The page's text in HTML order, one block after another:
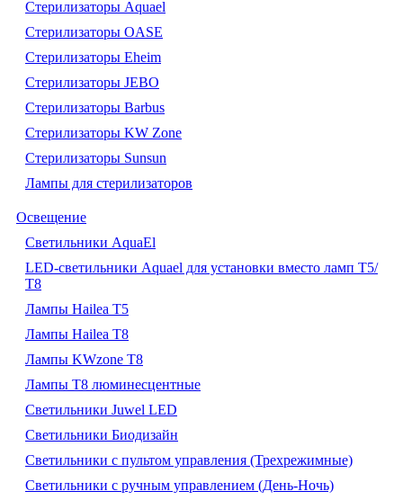
Стерилизаторы Aquael
Стерилизаторы OASE
Стерилизаторы Eheim
Стерилизаторы JEBO
Стерилизаторы Barbus
Стерилизаторы KW Zone
Стерилизаторы Sunsun
Лампы для стерилизаторов
Освещение
Cветильники AquaEl
LED-светильники Aquael для установки вместо ламп Т5/
Т8
Лампы Hailea Т5
Лампы Hailea Т8
Лампы KWzone Т8
Лампы Т8 люминесцентные
Светильники Juwel LED
Светильники Биодизайн
Светильники с пультом управления (Трехрежимные)
Светильники с ручным управлением (День-Ночь)